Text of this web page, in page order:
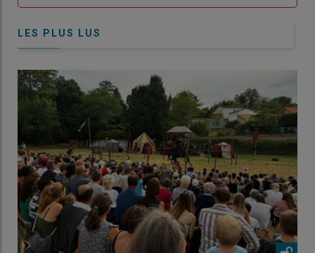
LES PLUS LUS